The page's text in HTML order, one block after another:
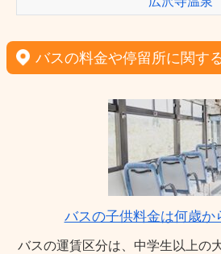
バスの料金や停留所に関す
バスの子供料金は何歳か
バスの運賃区分は、中学生以上の